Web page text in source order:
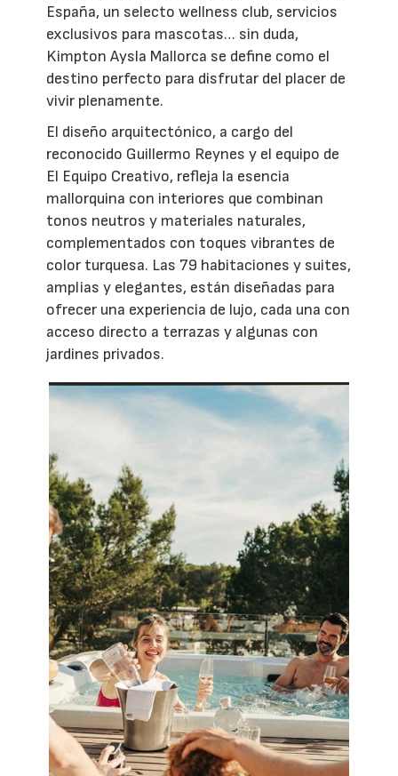
España, un selecto wellness club, servicios
exclusivos para mascotas… sin duda,
Kimpton Aysla Mallorca se define como el
destino perfecto para disfrutar del placer de
vivir plenamente.
El diseño arquitectónico, a cargo del
reconocido Guillermo Reynes y el equipo de
El Equipo Creativo, refleja la esencia
mallorquina con interiores que combinan
tonos neutros y materiales naturales,
complementados con toques vibrantes de
color turquesa. Las 79 habitaciones y suites,
amplias y elegantes, están diseñadas para
ofrecer una experiencia de lujo, cada una con
acceso directo a terrazas y algunas con
jardines privados.